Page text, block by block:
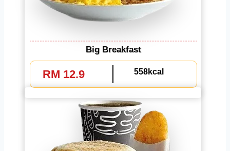
Big Breakfast
RM 12.9 558kcal